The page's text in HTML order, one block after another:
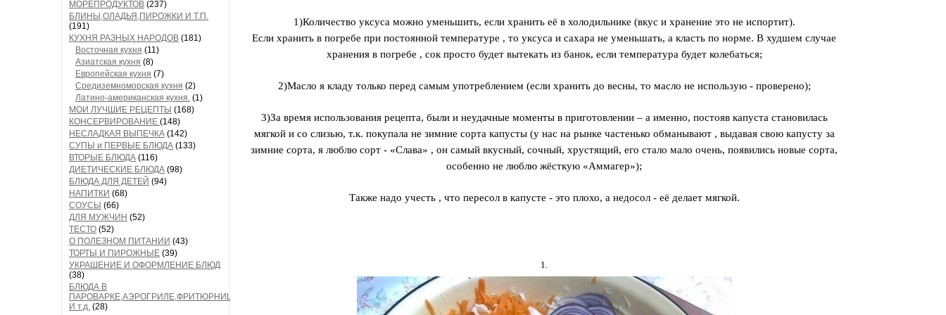
МОРЕПРОДУКТОВ (237)
БЛИНЫ,ОЛАДЬЯ,ПИРОЖКИ И Т.П.
(191)
КУХНЯ РАЗНЫХ НАРОДОВ (181)
Восточная кухня (11)
Азиатская кухня (8)
Европейская кухня (7)
Средиземноморская кухня (2)
Латино-американская кухня. (1)
МОИ ЛУЧШИЕ РЕЦЕПТЫ (168)
КОНСЕРВИРОВАНИЕ (148)
НЕСЛАДКАЯ ВЫПЕЧКА (142)
СУПЫ и ПЕРВЫЕ БЛЮДА (133)
ВТОРЫЕ БЛЮДА (116)
ДИЕТИЧЕСКИЕ БЛЮДА (98)
БЛЮДА ДЛЯ ДЕТЕЙ (94)
НАПИТКИ (68)
СОУСЫ (66)
ДЛЯ МУЖЧИН (52)
ТЕСТО (52)
О ПОЛЕЗНОМ ПИТАНИИ (43)
ТОРТЫ И ПИРОЖНЫЕ (39)
УКРАШЕНИЕ И ОФОРМЛЕНИЕ БЛЮД
(38)
БЛЮДА В
ПАРОВАРКЕ,АЭРОГРИЛЕ,ФРИТЮРНИЦЕ
И т.д. (28)
1)Количество уксуса можно уменьшить, если хранить её в холодильнике (вкус и хранение это не испортит).
Если хранить в погребе при постоянной температуре , то уксуса и сахара не уменьшать, а класть по норме. В худшем случае
хранения в погребе , сок просто будет вытекать из банок, если температура будет колебаться;
2)Масло я кладу только перед самым употреблением (если хранить до весны, то масло не использую - проверено);
3)За время использования рецепта, были и неудачные моменты в приготовлении – а именно, постояв капуста становилась
мягкой и со слизью, т.к. покупала не зимние сорта капусты (у нас на рынке частенько обманывают , выдавая свою капусту за
зимние сорта, я люблю сорт - «Слава» , он самый вкусный, сочный, хрустящий, его стало мало очень, появились новые сорта,
особенно не люблю жёсткую «Аммагер»);
Также надо учесть , что пересол в капусте - это плохо, а недосол - её делает мягкой.
1.